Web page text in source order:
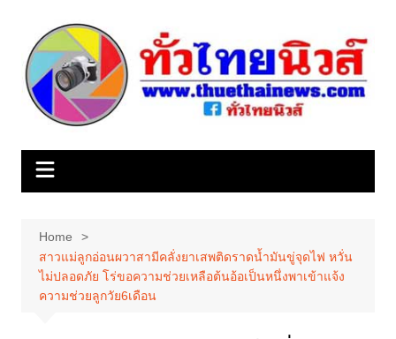
content
Home
สาวแม่ลูกอ่อนผวาสามีคลั่งยาเสพติดราดน้ำมันขู่จุดไฟ หวั่น
ไม่ปลอดภัย โร่ขอความช่วยเหลือต้นอ้อเป็นหนึ่งพาเข้าแจ้ง
ความช่วยลูกวัย6เดือน